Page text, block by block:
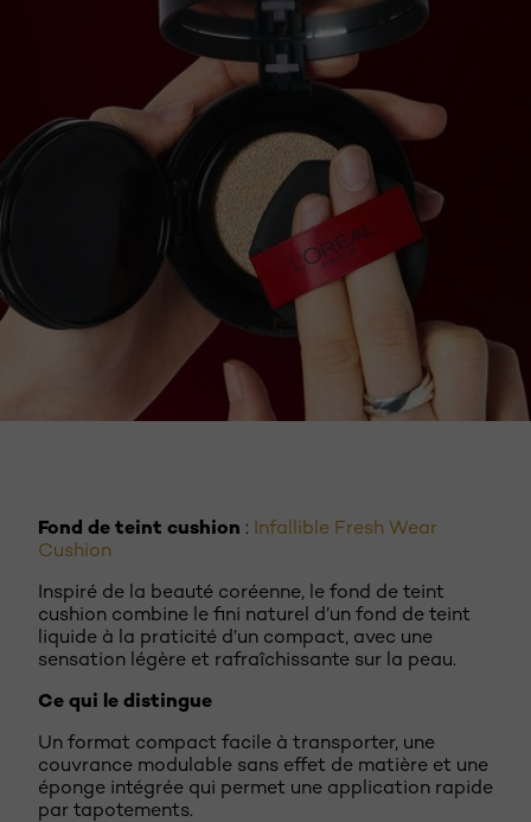
Fond de teint cushion : Infallible Fresh Wear
Cushion
Inspiré de la beauté coréenne, le fond de teint
cushion combine le fini naturel d’un fond de teint
liquide à la praticité d’un compact, avec une
sensation légère et rafraîchissante sur la peau.
Ce qui le distingue
Un format compact facile à transporter, une
couvrance modulable sans effet de matière et une
éponge intégrée qui permet une application rapide
par tapotements.